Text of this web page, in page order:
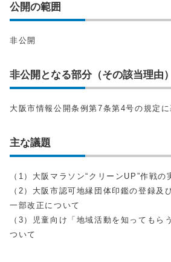
公開の範囲
非公開
非公開となる部分（その該当理由）
大阪市情報公開条例第7条第4号の規定に
主な議題
（1）大阪マラソン“クリーンUP”作戦の
（2）大阪市認可地縁団体印鑑の登録及
一部改正について
（3）児童向け「地域活動を知ってもら
ついて